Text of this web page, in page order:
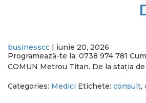
businesscc | iunie 20, 2026
Programează-te la: 0738 974 781
COMUN Metrou Titan. De la stația
Categories: Medici Etichete: consult,